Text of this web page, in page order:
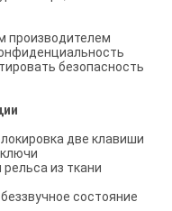
производителем
безопасность
две клавиши
из ткани
состояние